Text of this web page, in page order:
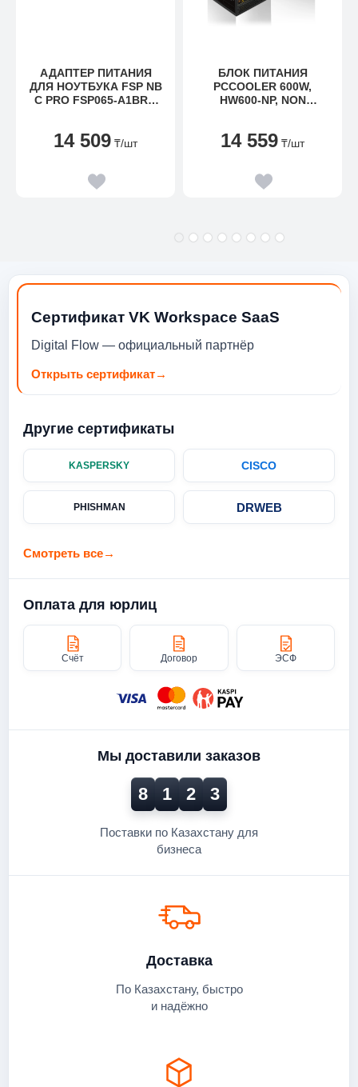
АДАПТЕР ПИТАНИЯ
ДЛЯ НОУТБУКА FSP NB
C PRO FSP065-A1BR3,
14 509 ₸/шт
БЛОК ПИТАНИЯ
PCCOOLER 600W,
HW600-NP, NON
ЧЕРНЫЙ, HW600-NP
14 559 ₸/шт
Сертификат VK Workspace SaaS
Digital Flow — официальный партнёр
Открыть сертификат→
Другие сертификаты
KASPERSKY CISCO
PHISHMAN DRWEB
Смотреть все→
Оплата для юрлиц
Счёт Договор ЭСФ
Мы доставили заказов
8 1 2 3
Поставки по Казахстану для
бизнеса
Доставка
По Казахстану, быстро
и надёжно